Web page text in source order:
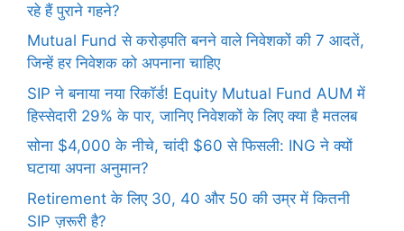
रहे हैं पुराने गहने?
Mutual Fund से करोड़पति बनने वाले निवेशकों की 7 आदतें,
जिन्हें हर निवेशक को अपनाना चाहिए
SIP ने बनाया नया रिकॉर्ड! Equity Mutual Fund AUM में
हिस्सेदारी 29% के पार, जानिए निवेशकों के लिए क्या है मतलब
सोना $4,000 के नीचे, चांदी $60 से फिसली: ING ने क्यों
घटाया अपना अनुमान?
Retirement के लिए 30, 40 और 50 की उम्र में कितनी
SIP ज़रूरी है?